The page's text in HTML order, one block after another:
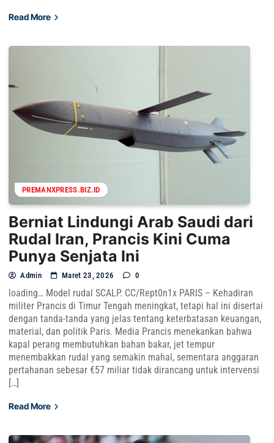
Read More
PREMANXPRESS.BIZ.ID
Berniat Lindungi Arab Saudi dari
Rudal Iran, Prancis Kini Cuma
Punya Senjata Ini
Admin Maret 23, 2026 0
loading… Model rudal SCALP. CC/Rept0n1x PARIS – Kehadiran
militer Prancis di Timur Tengah meningkat, tetapi hal ini disertai
dengan tanda-tanda yang jelas tentang keterbatasan keuangan,
material, dan politik Paris. Media Prancis menekankan bahwa
kapal perang membutuhkan bahan bakar, jet tempur
menembakkan rudal yang semakin mahal, sementara anggaran
pertahanan sebesar €57 miliar tidak dirancang untuk intervensi
[…]
Read More